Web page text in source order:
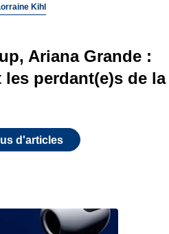
Kihl
Ariana Grande :
perdant(e)s de la
d'articles